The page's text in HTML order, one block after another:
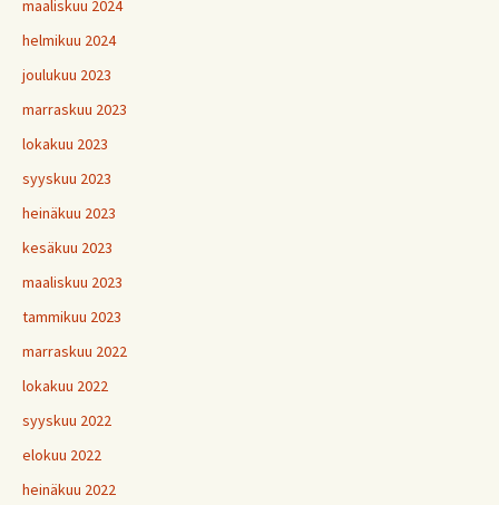
maaliskuu 2024
helmikuu 2024
joulukuu 2023
marraskuu 2023
lokakuu 2023
syyskuu 2023
heinäkuu 2023
kesäkuu 2023
maaliskuu 2023
tammikuu 2023
marraskuu 2022
lokakuu 2022
syyskuu 2022
elokuu 2022
heinäkuu 2022